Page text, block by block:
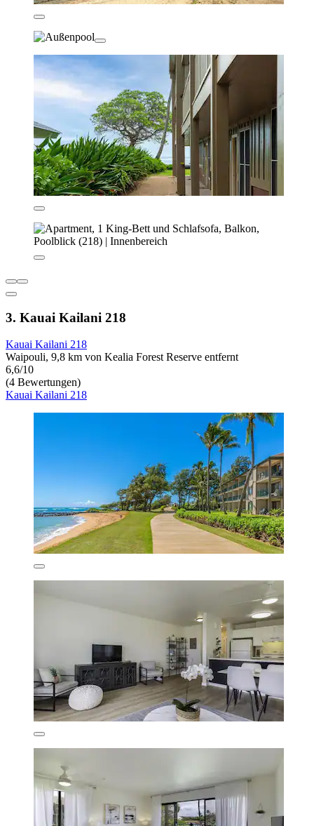
3. Kauai Kailani 218
Kauai Kailani 218
Waipouli, 9,8 km von Kealia Forest Reserve entfernt
6,6/10
(4 Bewertungen)
Kauai Kailani 218